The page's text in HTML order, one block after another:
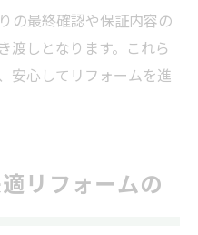
の最終確認や保証内容の
渡しとなります。これら
安心してリフォームを進
リフォームの